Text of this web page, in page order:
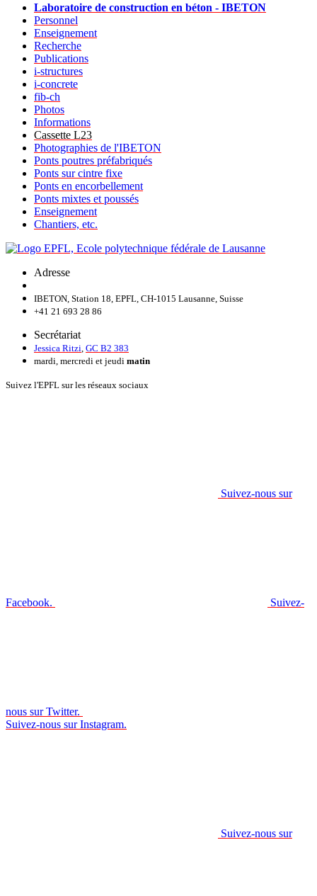
Laboratoire de construction en béton - IBETON
Personnel
Enseignement
Recherche
Publications
i-structures
i-concrete
fib-ch
Photos
Informations
Cassette L23
Photographies de l'IBETON
Ponts poutres préfabriqués
Ponts sur cintre fixe
Ponts en encorbellement
Ponts mixtes et poussés
Enseignement
Chantiers, etc.
Adresse
IBETON, Station 18, EPFL, CH-1015 Lausanne, Suisse
+41 21 693 28 86
Secrétariat
Jessica Ritzi GC B2 383
mardi, mercredi et jeudi matin
Suivez l'EPFL sur les réseaux sociaux
Suivez-nous sur
Facebook. Suivez-
nous sur Twitter.
Suivez-nous sur Instagram.
Suivez-nous sur